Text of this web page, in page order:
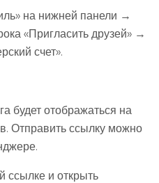
на нижней панели →
«Пригласить друзей» →
счет».
будет отображаться на
Отправить ссылку можно
ссылке и открыть